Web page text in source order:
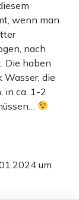
wenn man
nach
Die haben
die
in ca. 1-2
um